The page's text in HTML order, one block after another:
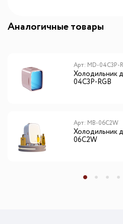
Аналогичные товары
Арт: MD-04C3P-
Холодильник
04C3P-RGB
Арт: MB-06C2W
Холодильник
06C2W